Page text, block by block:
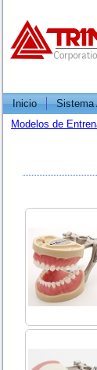
Inicio Sistema
Modelos de